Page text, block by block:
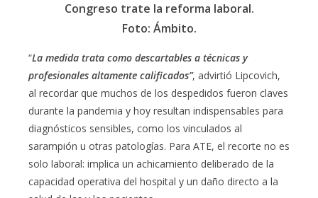
Congreso trate la reforma laboral.
Foto: Ámbito.
“La medida trata como descartables a técnicas y
profesionales altamente calificados”, advirtió Lipcovich,
al recordar que muchos de los despedidos fueron claves
durante la pandemia y hoy resultan indispensables para
diagnósticos sensibles, como los vinculados al
sarampión u otras patologías. Para ATE, el recorte no es
solo laboral: implica un achicamiento deliberado de la
capacidad operativa del hospital y un daño directo a la